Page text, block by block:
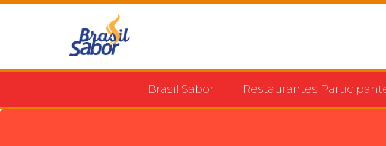
Brasil Sabor Restaurantes